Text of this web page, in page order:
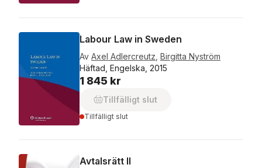
Labour Law in Sweden
Av Axel Adlercreutz Birgitta Nyström
Häftad, Engelska, 2015
1 845 kr
Tillfälligt slut
Tillfälligt slut
Avtalsrätt II